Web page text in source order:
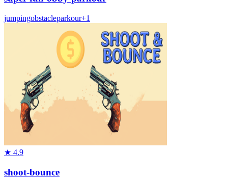
jumpingobstacleparkour+1
★ 4.9
shoot-bounce